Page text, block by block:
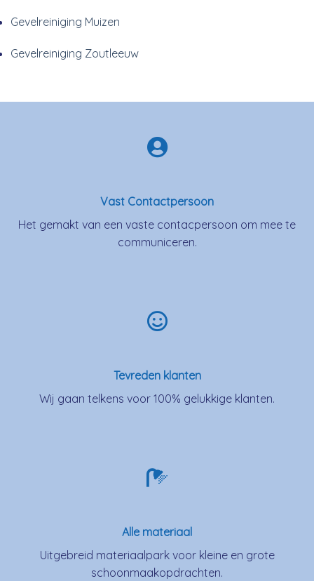
Gevelreiniging Muizen
Gevelreiniging Zoutleeuw
Vast Contactpersoon
Het gemakt van een vaste contacpersoon om mee te
communiceren.
Tevreden klanten
Wij gaan telkens voor 100% gelukkige klanten.
Alle materiaal
Uitgebreid materiaalpark voor kleine en grote
schoonmaakopdrachten.